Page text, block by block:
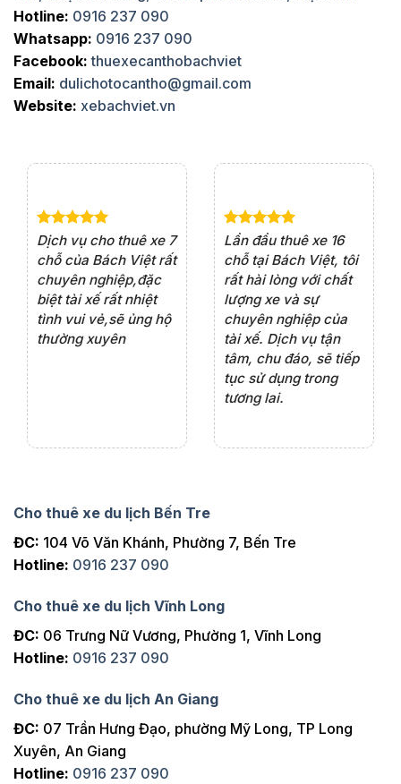
Hotline: 0916 237 090
Whatsapp: 0916 237 090
Facebook: thuexecanthobachviet
Email: dulichotocantho@gmail.com
Website: xebachviet.vn
Dịch vụ cho thuê xe 7
chỗ của Bách Việt rất
chuyên nghiệp,đặc
biệt tài xế rất nhiệt
tình vui vẻ,sẽ ủng hộ
thường xuyên
Lần đầu thuê xe 16
chỗ tại Bách Việt, tôi
rất hài lòng với chất
lượng xe và sự
chuyên nghiệp của
tài xế. Dịch vụ tận
tâm, chu đáo, sẽ tiếp
tục sử dụng trong
tương lai.
Cho thuê xe du lịch Bến Tre
ĐC: 104 Võ Văn Khánh, Phường 7, Bến Tre
Hotline: 0916 237 090
Cho thuê xe du lịch Vĩnh Long
ĐC: 06 Trưng Nữ Vương, Phường 1, Vĩnh Long
Hotline: 0916 237 090
Cho thuê xe du lịch An Giang
ĐC: 07 Trần Hưng Đạo, phường Mỹ Long, TP Long
Xuyên, An Giang
Hotline: 0916 237 090